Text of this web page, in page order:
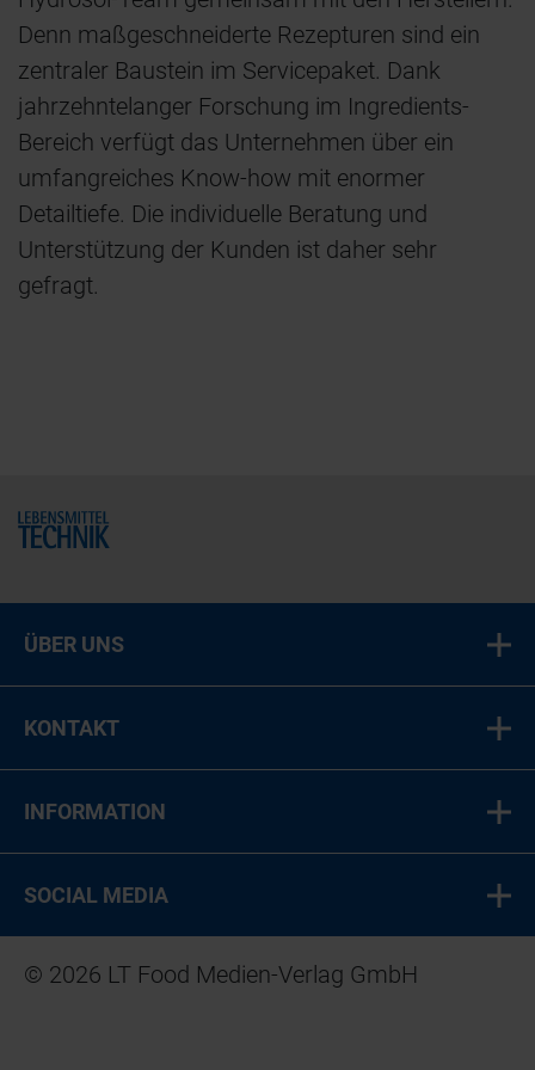
Denn maßgeschneiderte Rezepturen sind ein
zentraler Baustein im Servicepaket. Dank
jahrzehntelanger Forschung im Ingredients-
Bereich verfügt das Unternehmen über ein
umfangreiches Know-how mit enormer
Detailtiefe. Die individuelle Beratung und
Unterstützung der Kunden ist daher sehr
gefragt.
Home
ÜBER UNS
KONTAKT
INFORMATION
SOCIAL MEDIA
© 2026 LT Food Medien-Verlag GmbH